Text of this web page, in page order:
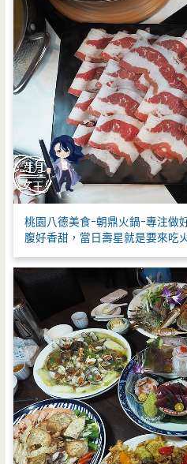
桃園八德美食-朝鼎火鍋-專注做
腹好香甜，當日壽星就是要來吃